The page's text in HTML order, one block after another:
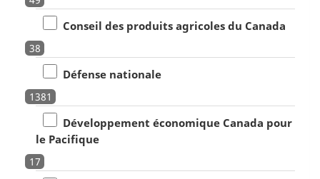
Conseil des produits agricoles du Canada
38
Défense nationale
1381
Développement économique Canada pour
le Pacifique
17